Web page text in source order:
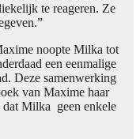
te reageren. Ze
noopte Milka tot
een eenmalige
Deze samenwerking
van Maxime haar
dat Milka geen enkele